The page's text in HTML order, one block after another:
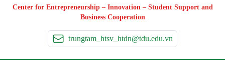
Center for Entrepreneurship – Innovation – Student Support and
Business Cooperation
trungtam_htsv_htdn@tdu.edu.vn